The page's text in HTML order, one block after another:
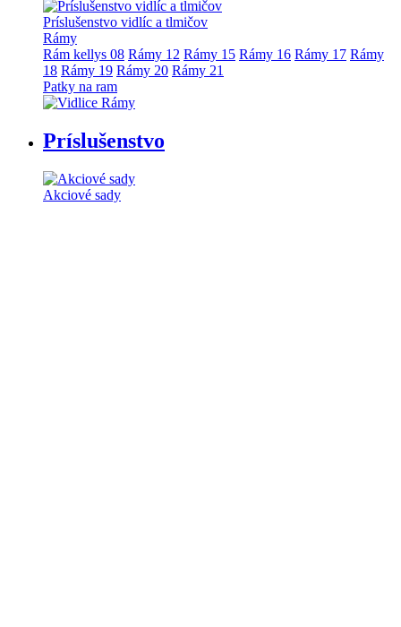
Príslušenstvo vidlíc a tlmičov
Rámy
Rám kellys 08 Rámy 12 Rámy 15 Rámy 16 Rámy 17 Rámy
18 Rámy 19 Rámy 20 Rámy 21
Patky na ram
Príslušenstvo
Akciové sady